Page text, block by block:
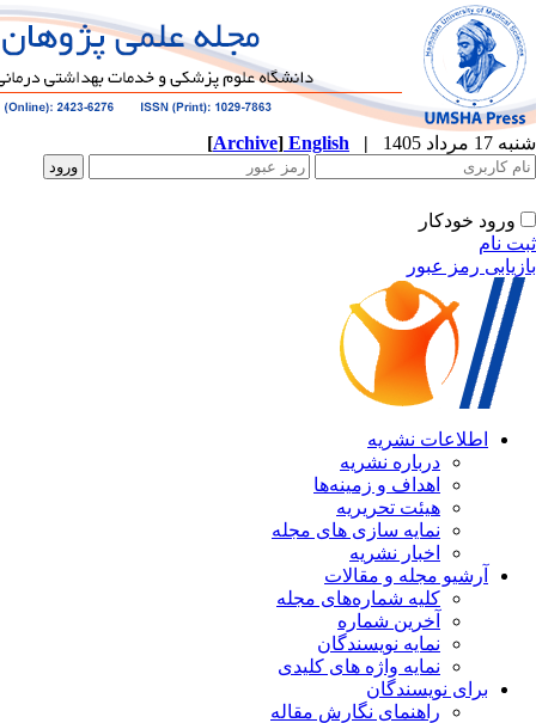
|
English
[ Archive]
های مجله
مجله
های کلیدی
نگارش مقاله